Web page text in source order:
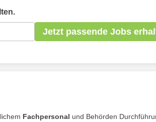
Jetzt passende Jobs
Fachpersonal und Behörden